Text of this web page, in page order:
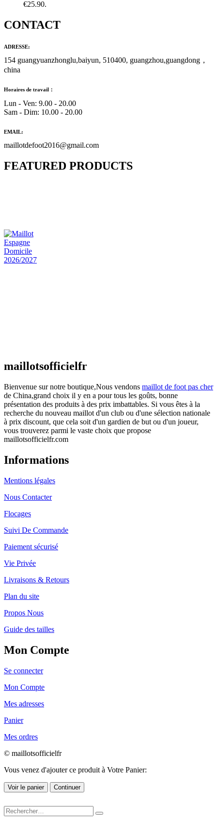
€25.90.
CONTACT
ADRESSE:
154 guangyuanzhonglu,baiyun, 510400, guangzhou,guangdong，
china
Horaires de travail：
Lun - Ven: 9.00 - 20.00
Sam - Dim: 10.00 - 20.00
EMAIL:
maillotdefoot2016@gmail.com
FEATURED PRODUCTS
maillotsofficielfr
Bienvenue sur notre boutique,Nous vendons maillot de foot pas cher
de China,grand choix il y en a pour tous les goûts, bonne
présentation des produits à des prix imbattables. Si vous êtes à la
recherche du nouveau maillot d'un club ou d'une sélection nationale
à prix discount, que cela soit d'un gardien de but ou d'un joueur,
vous trouverez parmi le vaste choix que propose
maillotsofficielfr.com
Informations
Mentions légales
Nous Contacter
Flocages
Suivi De Commande
Paiement sécurisé
Vie Privée
Livraisons & Retours
Plan du site
Propos Nous
Guide des tailles
Mon Compte
Se connecter
Mon Compte
Mes adresses
Panier
Mes ordres
© maillotsofficielfr
Vous venez d'ajouter ce produit à Votre Panier:
Voir le panier Continuer